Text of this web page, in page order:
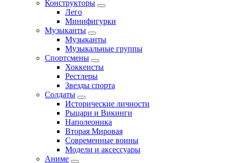
Конструкторы
Лего
Минифигурки
Музыканты
Музыканты
Музыкальные группы
Спортсмены
Хоккеисты
Рестлеры
Звезды спорта
Солдаты
Исторические личности
Рыцари и Викинги
Наполеоника
Вторая Мировая
Современные воины
Модели и аксессуары
Аниме